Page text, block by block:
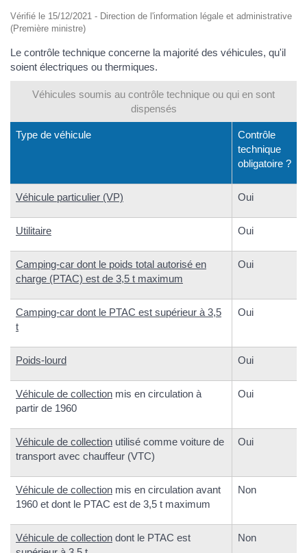
Vérifié le 15/12/2021 - Direction de l'information légale et administrative
(Première ministre)
Le contrôle technique concerne la majorité des véhicules, qu'il
soient électriques ou thermiques.
Véhicules soumis au contrôle technique ou qui en sont
dispensés
Type de véhicule
Contrôle
technique
obligatoire ?
Véhicule particulier (VP) Oui
Utilitaire Oui
Camping-car dont le poids total autorisé en
charge (PTAC) est de 3,5 t maximum
Oui
Camping-car dont le PTAC est supérieur à 3,5
t
Oui
Poids-lourd Oui
Véhicule de collection mis en circulation à
partir de 1960
Oui
Véhicule de collection utilisé comme voiture de
transport avec chauffeur (VTC)
Oui
Véhicule de collection mis en circulation avant
1960 et dont le PTAC est de 3,5 t maximum
Non
Véhicule de collection dont le PTAC est
Non